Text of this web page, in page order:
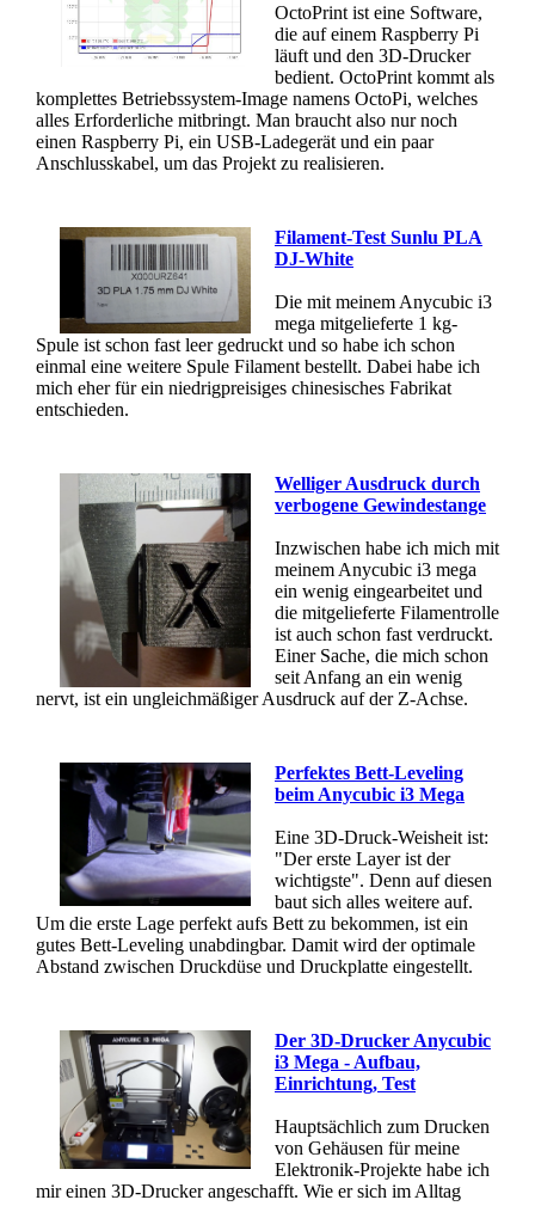
OctoPrint ist eine Software,
die auf einem Raspberry Pi
läuft und den 3D-Drucker
bedient. OctoPrint kommt als
komplettes Betriebssystem-Image namens OctoPi, welches
alles Erforderliche mitbringt. Man braucht also nur noch
einen Raspberry Pi, ein USB-Ladegerät und ein paar
Anschlusskabel, um das Projekt zu realisieren.
Filament-Test Sunlu PLA
DJ-White
Die mit meinem Anycubic i3
mega mitgelieferte 1 kg-
Spule ist schon fast leer gedruckt und so habe ich schon
einmal eine weitere Spule Filament bestellt. Dabei habe ich
mich eher für ein niedrigpreisiges chinesisches Fabrikat
entschieden.
Welliger Ausdruck durch
verbogene Gewindestange
Inzwischen habe ich mich mit
meinem Anycubic i3 mega
ein wenig eingearbeitet und
die mitgelieferte Filamentrolle
ist auch schon fast verdruckt.
Einer Sache, die mich schon
seit Anfang an ein wenig
nervt, ist ein ungleichmäßiger Ausdruck auf der Z-Achse.
Perfektes Bett-Leveling
beim Anycubic i3 Mega
Eine 3D-Druck-Weisheit ist:
"Der erste Layer ist der
wichtigste". Denn auf diesen
baut sich alles weitere auf.
Um die erste Lage perfekt aufs Bett zu bekommen, ist ein
gutes Bett-Leveling unabdingbar. Damit wird der optimale
Abstand zwischen Druckdüse und Druckplatte eingestellt.
Der 3D-Drucker Anycubic
i3 Mega - Aufbau,
Einrichtung, Test
Hauptsächlich zum Drucken
von Gehäusen für meine
Elektronik-Projekte habe ich
mir einen 3D-Drucker angeschafft. Wie er sich im Alltag